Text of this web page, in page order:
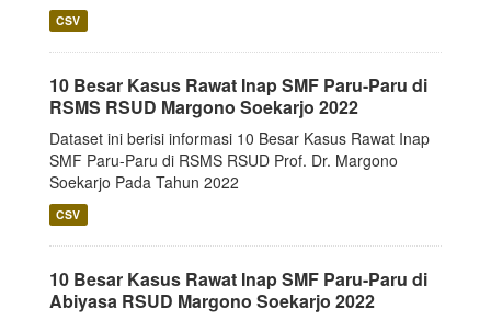
CSV
10 Besar Kasus Rawat Inap SMF Paru-Paru di
RSMS RSUD Margono Soekarjo 2022
Dataset ini berisi informasi 10 Besar Kasus Rawat Inap
SMF Paru-Paru di RSMS RSUD Prof. Dr. Margono
Soekarjo Pada Tahun 2022
CSV
10 Besar Kasus Rawat Inap SMF Paru-Paru di
Abiyasa RSUD Margono Soekarjo 2022